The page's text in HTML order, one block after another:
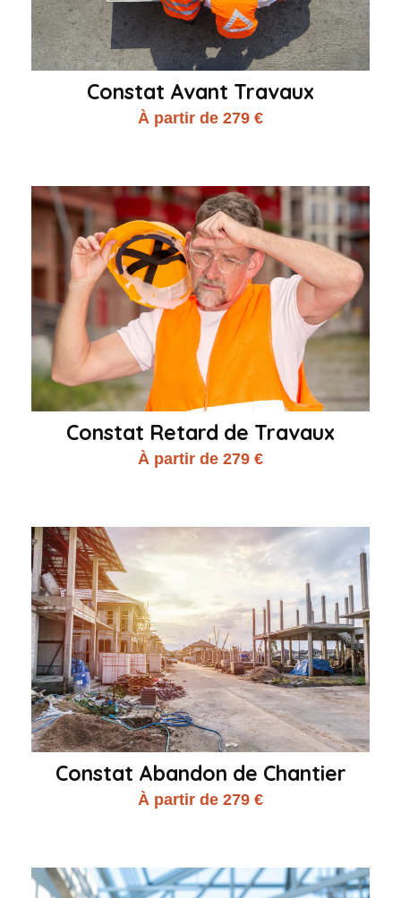
Constat Avant Travaux
À partir de 279 €
Constat Retard de Travaux
À partir de 279 €
Constat Abandon de Chantier
À partir de 279 €